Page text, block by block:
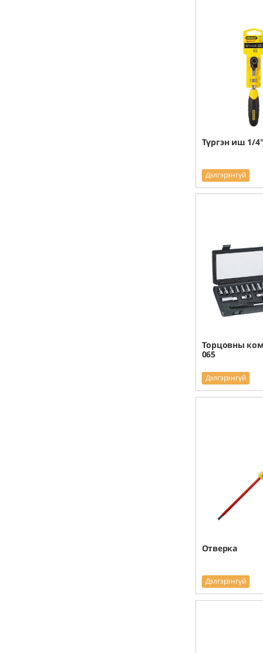
Түргэн иш 1/
Дэлгэрэнгүй
Торцовны
065
Дэлгэрэнгүй
Отверка
Дэлгэрэнгүй